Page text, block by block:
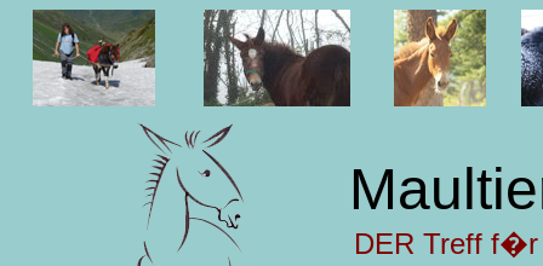
DER Treff f�r